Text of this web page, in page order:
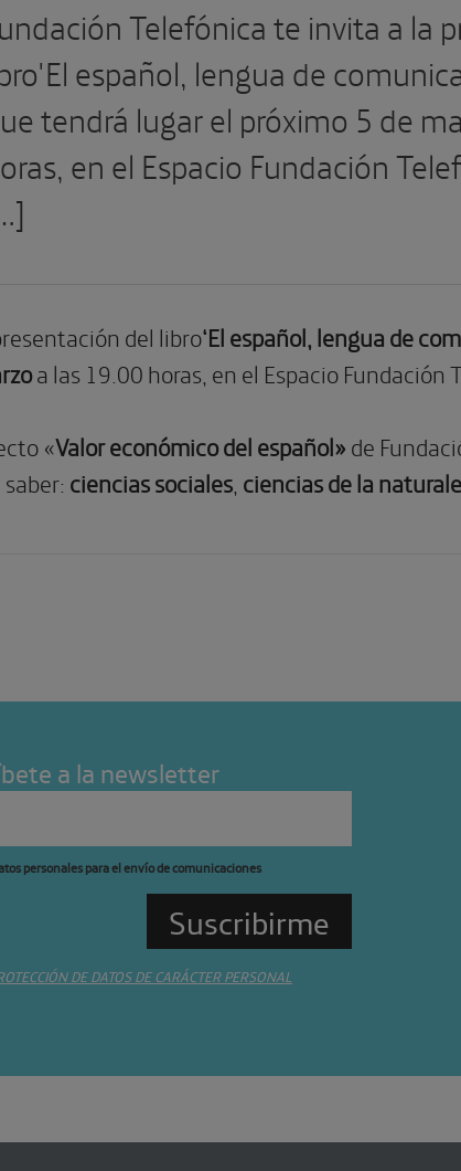
Telefónica te invita a la
español, lengua de
tendrá lugar el próximo 5 de
en el Espacio Fundación
del libro‘El español, lengua de
a las 19.00 horas, en el Espacio Fundación
«Valor económico del español»de
ciencias sociales ciencias de la
a la newsletter
personales para el envío de comunicaciones
DE DATOS DE CARÁCTER PERSONAL